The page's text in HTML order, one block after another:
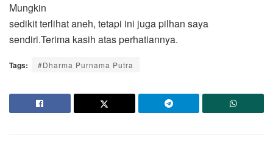
Mungkin
sedikit terlihat aneh, tetapi ini juga pilhan saya
sendiri.Terima kasih atas perhatiannya.
Tags: #Dharma Purnama Putra